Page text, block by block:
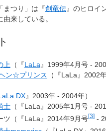
まつり」は『創竜伝』のヒロイ
由来している。
上 （『LaLa 』1999年4月号 -
ン☆プリンス
（『LaLa』2002
DX』2003年 - 2004年）
士 （『LaLa』2005年1月号 -
ツ（『LaLa』2014年9月号[3] -